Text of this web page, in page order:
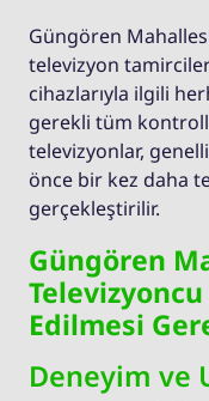
Güngören
televizyon
cihazlarıyla ilgili
gerekli tüm
televizyonlar,
önce bir kez daha
gerçekleştirilir.
Güngören
Edilmesi
Deneyim ve